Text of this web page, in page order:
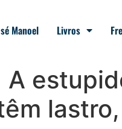
Manoel Livros
A